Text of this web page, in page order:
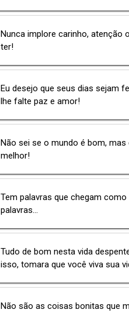
Nunca implore carinho, atenção
ter!
Eu desejo que seus dias sejam
lhe falte paz e amor!
Não sei se o mundo é bom,
melhor!
Tem palavras que chegam
palavras...
Tudo de bom nesta vida
isso, tomara que você viva sua
Não são as coisas bonitas que